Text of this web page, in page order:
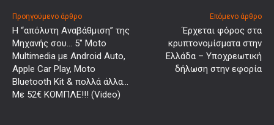
Προηγούμενο άρθρο
Η “απόλυτη Αναβάθμιση” της
Μηχανής σου… 5″ Moto
Multimedia με Android Auto,
Apple Car Play, Moto
Bluetooth Kit & πολλά άλλα…
Με 52€ ΚΟΜΠΛΕ!!! (Video)
Επόμενο άρθρο
Έρχεται φόρος στα
κρυπτονομίσματα στην
Ελλάδα – Υποχρεωτική
δήλωση στην εφορία